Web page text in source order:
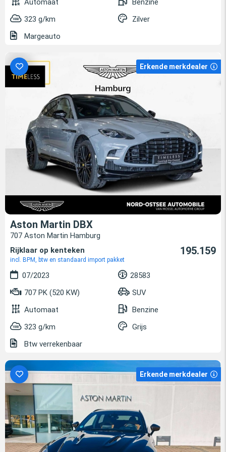
Automaat
Benzine
323 g/km
Zilver
Margeauto
Erkende merkdealer
Aston Martin DBX
707 Aston Martin Hamburg
Rijklaar op kenteken
incl. BPM, btw en standaard import pakket
195.159
07/2023
28583
707 PK (520 KW)
SUV
Automaat
Benzine
323 g/km
Grijs
Btw verrekenbaar
Erkende merkdealer